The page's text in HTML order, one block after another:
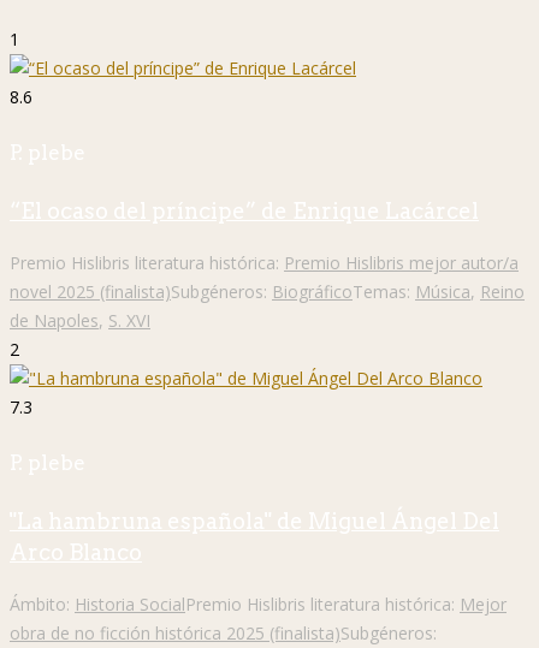
1
8.6
P. plebe
“El ocaso del príncipe” de Enrique Lacárcel
Premio Hislibris literatura histórica: Premio Hislibris mejor autor/a
novel 2025 (finalista)Subgéneros: BiográficoTemas: Música, Reino
de Napoles, S. XVI
2
7.3
P. plebe
"La hambruna española" de Miguel Ángel Del
Arco Blanco
Ámbito: Historia SocialPremio Hislibris literatura histórica: Mejor
obra de no ficción histórica 2025 (finalista)Subgéneros: